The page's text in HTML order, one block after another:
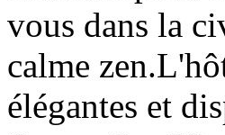
vous dans la
calme
élégantes et